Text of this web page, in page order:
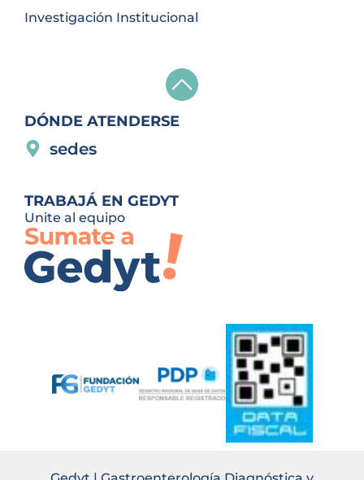
Investigación Institucional
DÓNDE ATENDERSE
sedes
TRABAJÁ EN GEDYT
Unite al equipo